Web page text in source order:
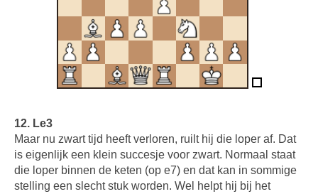
12. Le3
Maar nu zwart tijd heeft verloren, ruilt hij die loper af. Dat
is eigenlijk een klein succesje voor zwart. Normaal staat
die loper binnen de keten (op e7) en dat kan in sommige
stelling een slecht stuk worden. Wel helpt hij bij het